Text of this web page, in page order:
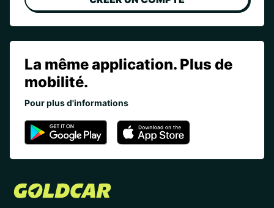
La même application. Plus de
mobilité.
Pour plus d'informations